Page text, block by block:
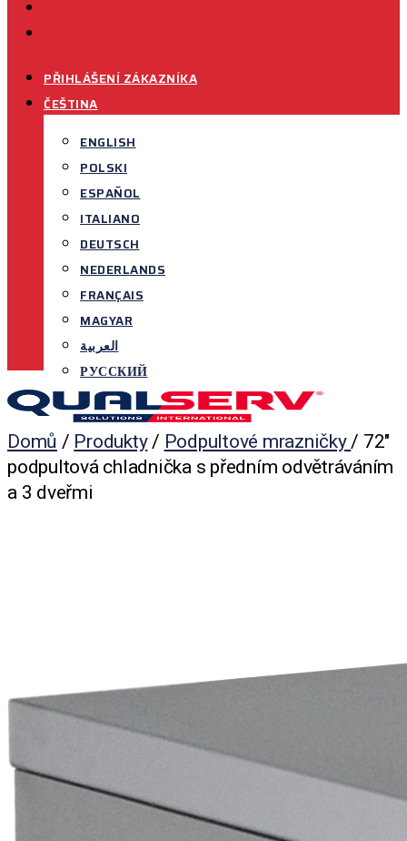
PŘIHLÁŠENÍ ZÁKAZNÍKA
ČEŠTINA
ENGLISH
POLSKI
ESPAÑOL
ITALIANO
DEUTSCH
NEDERLANDS
FRANÇAIS
MAGYAR
العربية‏
РУССКИЙ
Nabídka
Domů / Produkty/ Podpultové mrazničky/ 72″
podpultová chladnička s předním odvětráváním
a 3 dveřmi